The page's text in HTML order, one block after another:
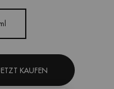
1 von 1
KAUFEN